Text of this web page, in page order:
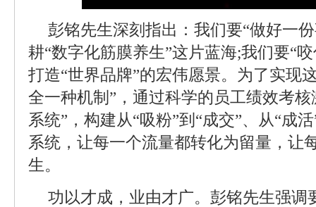
彭铭先生深刻指出：我们要“做好一
耕“数字化筋膜养生”这片蓝海;我们要“
打造“世界品牌”的宏伟愿景。为了实现
全一种机制”，通过科学的员工绩效考
系统”，构建从“吸粉”到“成交”、从“成
系统，让每一个流量都转化为留量，让
生。
功以才成，业由才广。彭铭先生强调